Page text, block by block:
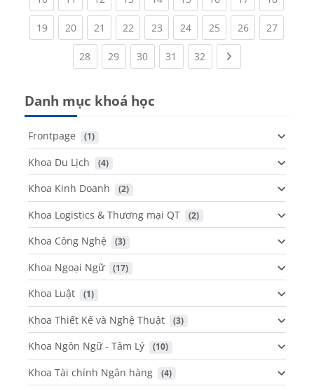
19(current)
20(current)
21 (current)
22(current)
23(current)
24(current)
25(current)
26(current)
27
28(current)
29(current)
30(current)
31 (current)
32 (current)Next page
Danh mục khoá học
Frontpage (1)
Khoa Du Lịch (4)
Khoa Kinh Doanh (2)
Khoa Logistics & Thương mại QT (2)
Khoa Công Nghệ (3)
Khoa Ngoại Ngữ (17)
Khoa Luật (1)
Khoa Thiết Kế và Nghệ Thuật (3)
Khoa Ngôn Ngữ - Tâm Lý (10)
Khoa Tài chính Ngân hàng (4)